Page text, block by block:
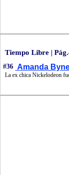
Tiempo Libre |
#36 Amanda
La ex chica Nickelodeon